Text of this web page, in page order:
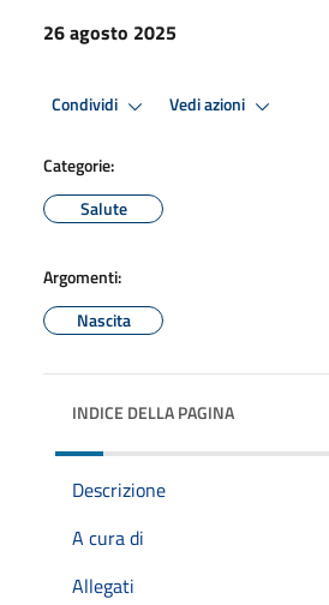
26 agosto 2025
Condividi Vedi azioni
Categorie:
Salute
Argomenti:
Nascita
INDICE DELLA PAGINA
Descrizione
A cura di
Allegati